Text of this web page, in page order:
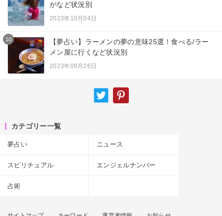
がなど状況別
2023年10月04日
10
【夢占い】ラーメンの夢の意味25選！食べる/ラー
メン屋に行くなど状況別
2023年09月26日
カテゴリー一覧
夢占い ニュース
スピリチュアル エンジェルナンバー
占術